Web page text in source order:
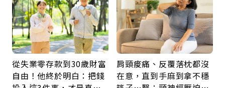
從失業零存款到30歲財富
自由！他終於明白：把錢
肩頸痠痛、反覆落枕都沒
在意，直到手麻到拿不穩